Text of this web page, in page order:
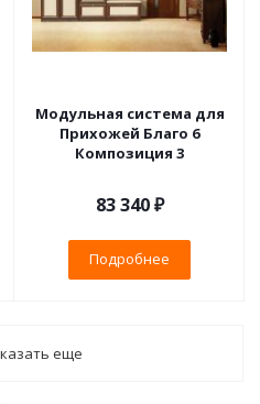
Модульная система для
Прихожей Благо 6
Композиция 3
83 340 ₽
Подробнее
еще